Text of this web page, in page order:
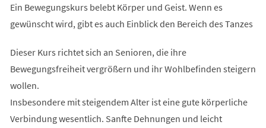
Ein Bewegungskurs belebt Körper und Geist. Wenn es
gewünscht wird, gibt es auch Einblick den Bereich des Tanzes
Dieser Kurs richtet sich an Senioren, die ihre
Bewegungsfreiheit vergrößern und ihr Wohlbefinden steigern
wollen.
Insbesondere mit steigendem Alter ist eine gute körperliche
Verbindung wesentlich. Sanfte Dehnungen und leicht